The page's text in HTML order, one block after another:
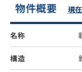
物件概要 現
名称
構造